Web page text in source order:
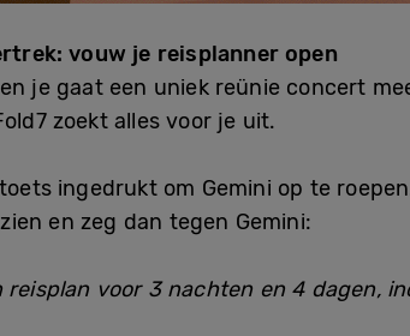
vouw je reisplanner open
je gaat een uniek reünie concert
zoekt alles voor je uit.
ingedrukt om Gemini op te
en zeg dan tegen Gemini:
reisplan voor 3 nachten en 4 dagen,